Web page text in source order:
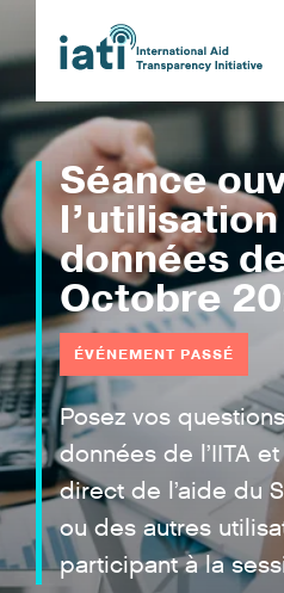
Séance
données
Octobre
ÉVÉNEMENT PASSÉ
Posez vos
données de l’IITA
direct de l’aide du
ou des autres
participant à la